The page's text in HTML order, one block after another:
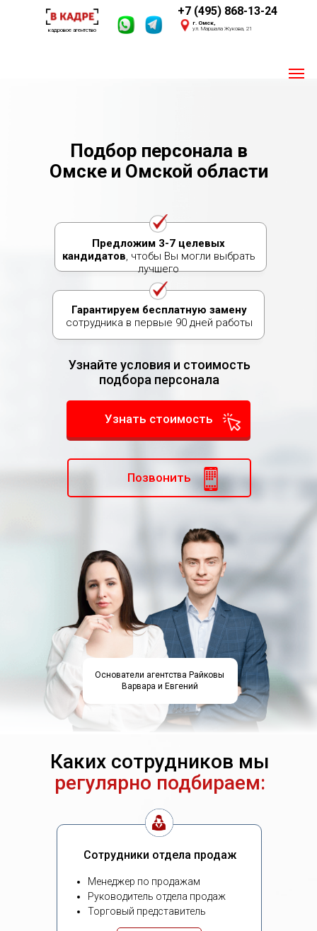
кадровое агентство
Своя база из 2,4 млн. соискателей
Опыт 2016 года
+7 (495) 868-13-24
г. Омск,
ул. Маршала Жукова, 21
Подбор персонала в
Омске и Омской области
Предложим 3-7 целевых
кандидатов, чтобы Вы могли выбрать
лучшего
Узнайте условия и стоимость
подбора персонала
Узнать стоимость
Гарантируем бесплатную замену
сотрудника в первые 90 дней работы
Основатели агентства Райковы
Варвара и Евгений
Позвонить
Каких сотрудников мы
регулярно подбираем:
Сотрудники отдела продаж
Менеджер по продажам
Руководитель отдела продаж
Торговый представитель